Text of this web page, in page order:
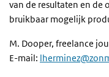
van de resultaten en de
bruikbaar mogelijk
M. Dooper, freelance
E-mail: